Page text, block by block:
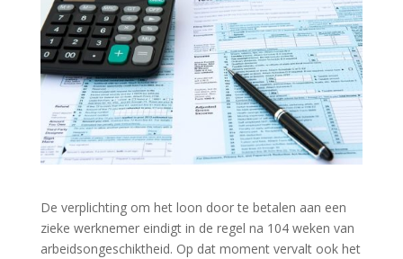
De verplichting om het loon door te betalen aan een
zieke werknemer eindigt in de regel na 104 weken van
arbeidsongeschiktheid. Op dat moment vervalt ook het